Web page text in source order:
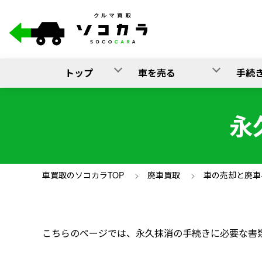
トップ 車を売る 手続
永
車買取のソコカラTOP > 廃車買取 > 車の売却と廃
こちらのページでは、永久抹消の手続きに必要な